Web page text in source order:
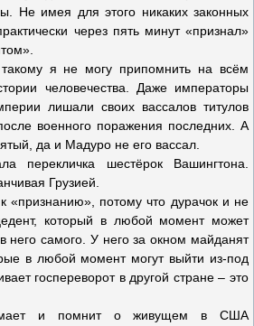
Не имея для этого никаких законных
через пять минут «признал»
я не могу припомнить на всём
человечества. Даже императоры
лишали своих вассалов титулов
военного поражения последних. А
да и Мадуро не его вассал.
перекличка шестёрок Вашингтона.
Грузией.
«признанию», потому что дурачок и не
который в любой момент может
него самого. У него за окном майданят
в любой момент могут выйти из-под
госпереворот в другой стране – это
и помнит о живущем в США